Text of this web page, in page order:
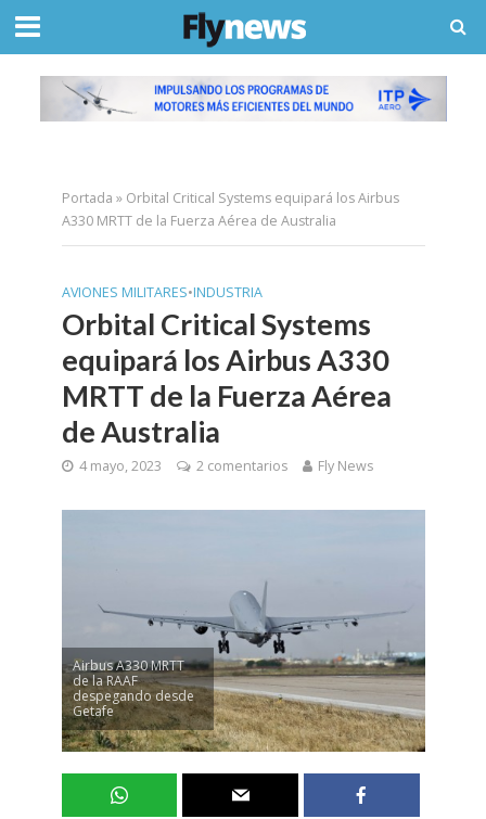
Portada » Orbital Critical Systems equipará los Airbus
A330 MRTT de la Fuerza Aérea de Australia
AVIONES MILITARES•INDUSTRIA
Orbital Critical Systems
equipará los Airbus A330
MRTT de la Fuerza Aérea
de Australia
4 mayo, 2023 2 comentarios Fly News
Airbus A330 MRTT
de la RAAF
despegando desde
Getafe